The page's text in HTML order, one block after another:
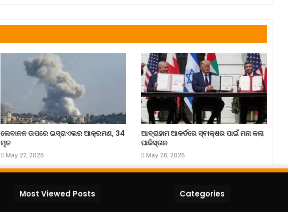
ଲେବାନନ ଉପରେ ଇସ୍ରାଏଲର ଆକ୍ରମଣ, 34
ମୃତ
May 27, 2026
ଆବ୍ରାହାମ ଆକର୍ଡରେ ସ୍ବାକ୍ଷର ପାଇଁ ମନା କଲା
ପାକିସ୍ତାନ
May 26, 2026
Most Viewed Posts Categories